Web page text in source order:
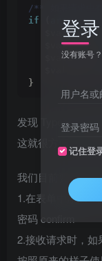
/** 如果请求中
if
   $validator-
   $validator-
}
发现 Typecho 已经
这就很方便，我只
我们目前要实现
1.在表单中添加
密码 confirm
2.接收请求时，
登录
没有账号
用户名或
登录密码
记住登